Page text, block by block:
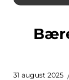
Bæredygtig livsstil i
31 august 2025